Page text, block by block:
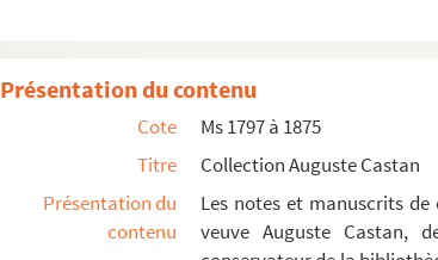
Présentation du contenu
Cote
Ms 1797 à 1875
Titre
Collection Auguste Castan
Présentation du
contenu
Les notes et manuscrits
veuve Auguste Castan,